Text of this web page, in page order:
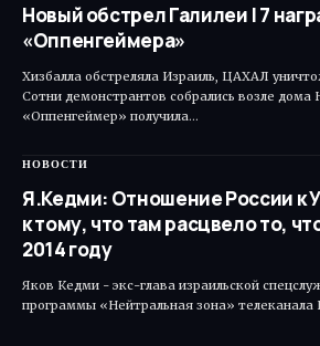
Новый обстрел Галилеи | 7
«Оппенгеймера»
Хизбалла обстреляла Израиль, ЦАХАЛ
Сотни демонстрантов собрались возле дома
«Оппенгеймер» получила…
НОВОСТИ
Я.Кедми: Отношение России к
к тому, что там расцвело то,
2014 году
Яков Кедми - экс-глава израильской
программы «Нейтральная зона»